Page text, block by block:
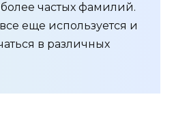
частых фамилий.
еще используется и
в различных